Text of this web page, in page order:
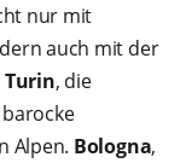
nur mit
auch mit der
Turin, die
Alpen. Bologna,